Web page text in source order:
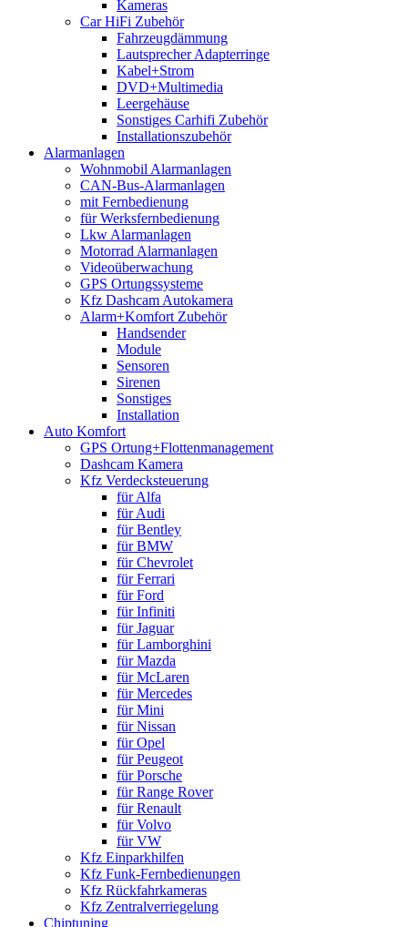
Kameras
Car HiFi Zubehör
Fahrzeugdämmung
Lautsprecher Adapterringe
Kabel+Strom
DVD+Multimedia
Leergehäuse
Sonstiges Carhifi Zubehör
Installationszubehör
Alarmanlagen
Wohnmobil Alarmanlagen
CAN-Bus-Alarmanlagen
mit Fernbedienung
für Werksfernbedienung
Lkw Alarmanlagen
Motorrad Alarmanlagen
Videoüberwachung
GPS Ortungssysteme
Kfz Dashcam Autokamera
Alarm+Komfort Zubehör
Handsender
Module
Sensoren
Sirenen
Sonstiges
Installation
Auto Komfort
GPS Ortung+Flottenmanagement
Dashcam Kamera
Kfz Verdecksteuerung
für Alfa
für Audi
für Bentley
für BMW
für Chevrolet
für Ferrari
für Ford
für Infiniti
für Jaguar
für Lamborghini
für Mazda
für McLaren
für Mercedes
für Mini
für Nissan
für Opel
für Peugeot
für Porsche
für Range Rover
für Renault
für Volvo
für VW
Kfz Einparkhilfen
Kfz Funk-Fernbedienungen
Kfz Rückfahrkameras
Kfz Zentralverriegelung
Chiptuning